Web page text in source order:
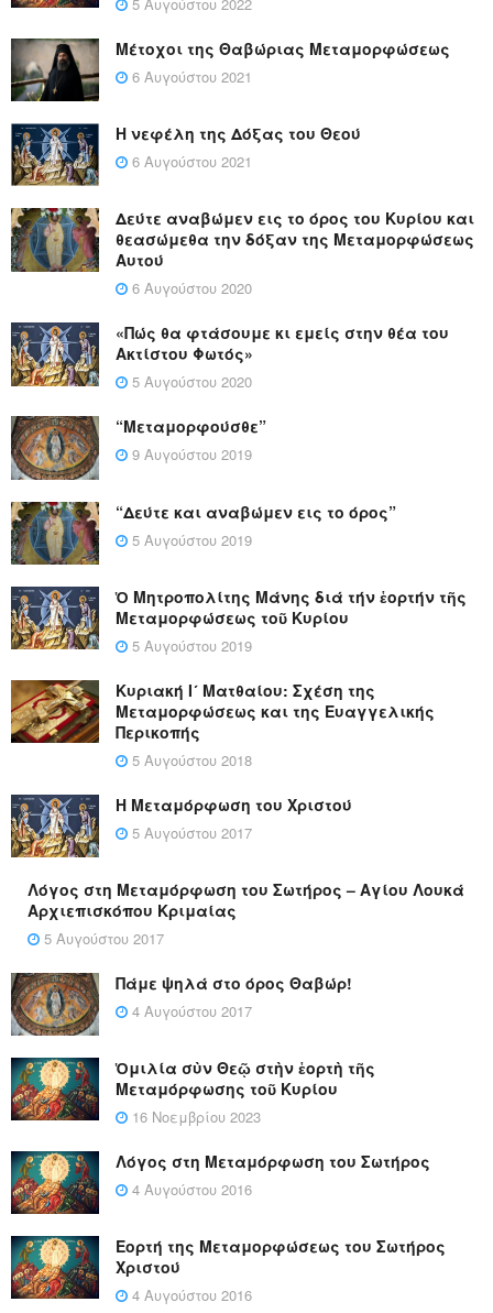
Μέτοχοι της Θαβώριας Μεταμορφώσεως
6 Αυγούστου 2021
Η νεφέλη της Δόξας του Θεού
6 Αυγούστου 2021
Δεύτε αναβώμεν εις το όρος του Κυρίου και
θεασώμεθα την δόξαν της Μεταμορφώσεως
Αυτού
6 Αυγούστου 2020
«Πώς θα φτάσουμε κι εμείς στην θέα του
Ακτίστου Φωτός»
5 Αυγούστου 2020
“Μεταμορφούσθε”
9 Αυγούστου 2019
“Δεύτε και αναβώμεν εις το όρος”
5 Αυγούστου 2019
Ὁ Μητροπολίτης Μάνης διά τήν ἑορτήν τῆς
Μεταμορφώσεως τοῦ Κυρίου
5 Αυγούστου 2019
Κυριακή Ι´ Ματθαίου: Σχέση της
Μεταμορφώσεως και της Ευαγγελικής
Περικοπής
5 Αυγούστου 2018
Η Μεταμόρφωση του Χριστού
5 Αυγούστου 2017
Λόγος στη Μεταμόρφωση του Σωτήρος – Αγίου Λουκά
Αρχιεπισκόπου Κριμαίας
5 Αυγούστου 2017
Πάμε ψηλά στο όρος Θαβώρ!
4 Αυγούστου 2017
Ὁμιλία σὺν Θεῷ στὴν ἑορτὴ τῆς
Μεταμόρφωσης τοῦ Κυρίου
16 Νοεμβρίου 2023
Λόγος στη Μεταμόρφωση του Σωτήρος
4 Αυγούστου 2016
Εορτή της Μεταμορφώσεως του Σωτήρος
Χριστού
4 Αυγούστου 2016